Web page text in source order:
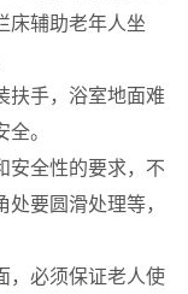
床辅助老年人坐
手，浴室地面难
。
全性的要求，不
要圆滑处理等，
必须保证老人使